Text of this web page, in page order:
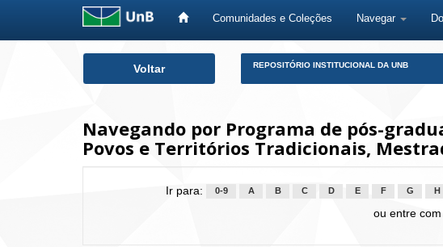
Comunidades e Coleções Navegar
Voltar REPOSITÓRIO INSTITUCIONAL DA UNB
Navegando por Programa de pós-
Povos e Territórios Tradicionais,
Ir para: 0-9 A B C D E F G H
ou entre